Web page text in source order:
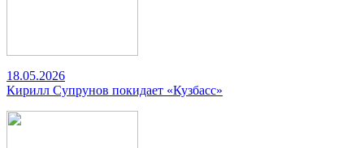
18.05.2026
Кирилл Супрунов покидает «Кузбасс»